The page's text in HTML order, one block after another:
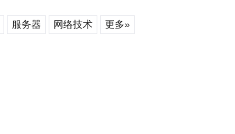
服务器 网络技术 更多»